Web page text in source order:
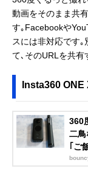
動画をそのまま共
す｡Facebookや
スには非対応です
て､そのURLを共有
Insta360 ONE
360
二
｢ご